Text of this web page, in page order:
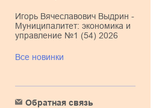
Игорь Вячеславович Выдрин -
Муниципалитет: экономика и
управление №1 (54) 2026
Все новинки
Обратная связь